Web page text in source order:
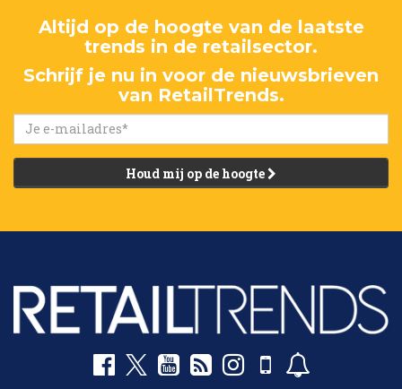
Altijd op de hoogte van de laatste
trends in de retailsector.
Schrijf je nu in voor de nieuwsbrieven
van RetailTrends.
Houd mij op de hoogte